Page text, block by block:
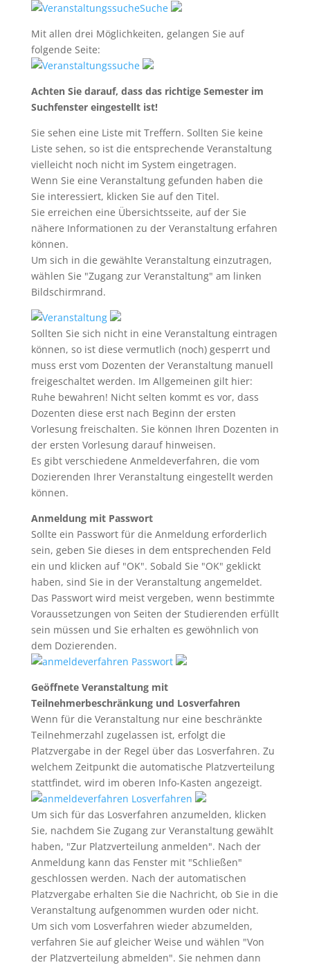
Mit allen drei Möglichkeiten, gelangen Sie auf
folgende Seite:
Achten Sie darauf, dass das richtige Semester im
Suchfenster eingestellt ist!
Sie sehen eine Liste mit Treffern. Sollten Sie keine
Liste sehen, so ist die entsprechende Veranstaltung
vielleicht noch nicht im System eingetragen.
Wenn Sie eine Veranstaltung gefunden haben die
Sie interessiert, klicken Sie auf den Titel.
Sie erreichen eine Übersichtsseite, auf der Sie
nähere Informationen zu der Veranstaltung erfahren
können.
Um sich in die gewählte Veranstaltung einzutragen,
wählen Sie "Zugang zur Veranstaltung" am linken
Bildschirmrand.
Sollten Sie sich nicht in eine Veranstaltung eintragen
können, so ist diese vermutlich (noch) gesperrt und
muss erst vom Dozenten der Veranstaltung manuell
freigeschaltet werden. Im Allgemeinen gilt hier:
Ruhe bewahren! Nicht selten kommt es vor, dass
Dozenten diese erst nach Beginn der ersten
Vorlesung freischalten. Sie können Ihren Dozenten in
der ersten Vorlesung darauf hinweisen.
Es gibt verschiedene Anmeldeverfahren, die vom
Dozierenden Ihrer Veranstaltung eingestellt werden
können.
Anmeldung mit Passwort
Sollte ein Passwort für die Anmeldung erforderlich
sein, geben Sie dieses in dem entsprechenden Feld
ein und klicken auf "OK". Sobald Sie "OK" geklickt
haben, sind Sie in der Veranstaltung angemeldet.
Das Passwort wird meist vergeben, wenn bestimmte
Voraussetzungen von Seiten der Studierenden erfüllt
sein müssen und Sie erhalten es gewöhnlich von
dem Dozierenden.
Geöffnete Veranstaltung mit
Teilnehmerbeschränkung und Losverfahren
Wenn für die Veranstaltung nur eine beschränkte
Teilnehmerzahl zugelassen ist, erfolgt die
Platzvergabe in der Regel über das Losverfahren. Zu
welchem Zeitpunkt die automatische Platzverteilung
stattfindet, wird im oberen Info-Kasten angezeigt.
Um sich für das Losverfahren anzumelden, klicken
Sie, nachdem Sie Zugang zur Veranstaltung gewählt
haben, "Zur Platzverteilung anmelden". Nach der
Anmeldung kann das Fenster mit "Schließen"
geschlossen werden. Nach der automatischen
Platzvergabe erhalten Sie die Nachricht, ob Sie in die
Veranstaltung aufgenommen wurden oder nicht.
Um sich vom Losverfahren wieder abzumelden,
verfahren Sie auf gleicher Weise und wählen "Von
der Platzverteilung abmelden". Sie nehmen dann